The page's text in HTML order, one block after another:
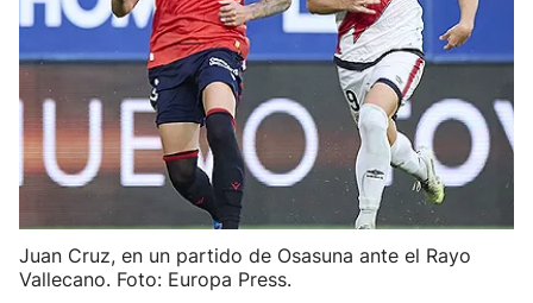
Balonmano
Kirolak 360
Atletismo
Carreras de montaña
Más deportes
Juan Cruz, en un partido de Osasuna ante el Rayo
Vallecano. Foto: Europa Press.